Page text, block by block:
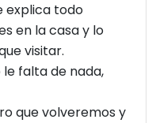
explica todo
en la casa y lo
visitar.
le falta de nada,
que volveremos y